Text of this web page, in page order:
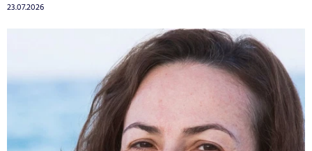
23.07.2026